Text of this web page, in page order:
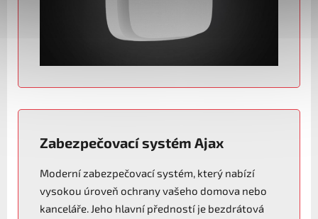
Zabezpečovací systém Ajax
Moderní zabezpečovací systém, který nabízí
vysokou úroveň ochrany vašeho domova nebo
kanceláře. Jeho hlavní předností je bezdrátová